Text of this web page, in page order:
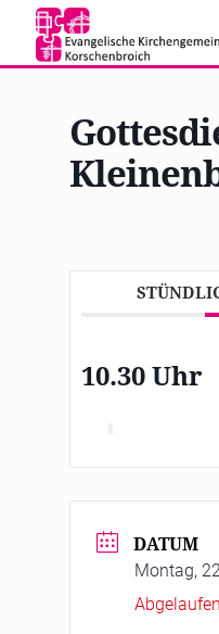
10.30 Uhr
DATUM
Montag,